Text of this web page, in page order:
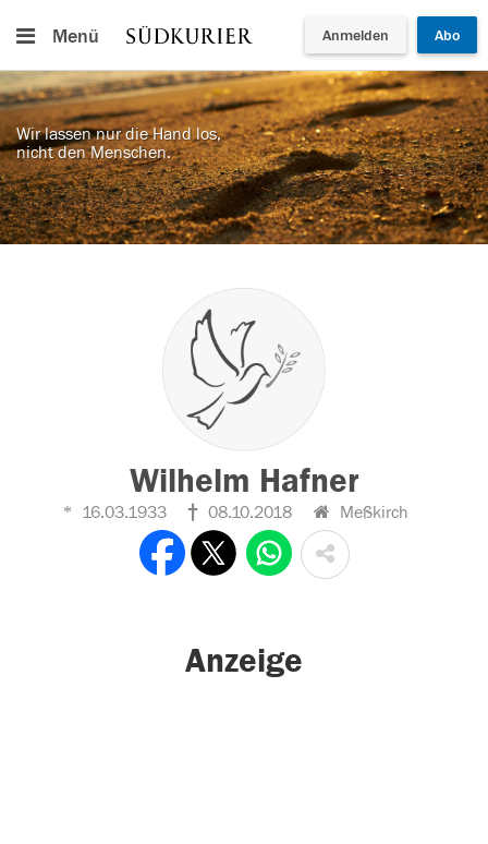
Menü Anmelden Abo
Wir lassen nur die Hand los,
nicht den Menschen.
Wilhelm Hafner
16.03.1933 08.10.2018 Meßkirch
Anzeige